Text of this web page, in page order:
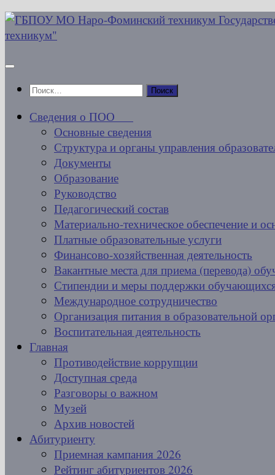
Перейти
к
Найти:
Сведения о ПОО
Основные сведения
Структура и органы управления
Документы
Образование
Руководство
Педагогический состав
Материально-техническое обеспечение и
Платные образовательные услуги
Финансово-хозяйственная деятельность
Вакантные места для приема (перевода)
Стипендии и меры поддержки
Международное сотрудничество
Организация питания в образовательной
Воспитательная деятельность
Главная
Противодействие коррупции
Доступная среда
Разговоры о важном
Музей
Архив новостей
Абитуриенту
Приемная кампания 2026
Рейтинг абитуриентов 2026